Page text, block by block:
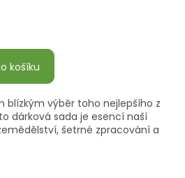
košíku
blízkým výběr toho nejlepšího z
dárková sada je esencí naší
šetrné zpracování a